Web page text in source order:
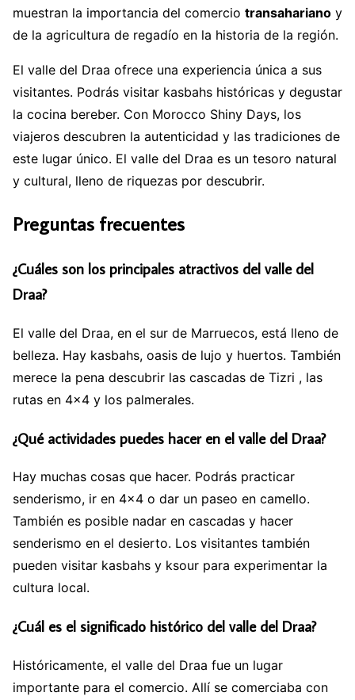
muestran la importancia del comercio transahariano y
de la agricultura de regadío en la historia de la región.
El valle del Draa ofrece una experiencia única a sus
visitantes. Podrás visitar kasbahs históricas y degustar
la cocina bereber. Con Morocco Shiny Days, los
viajeros descubren la autenticidad y las tradiciones de
este lugar único. El valle del Draa es un tesoro natural
y cultural, lleno de riquezas por descubrir.
Preguntas frecuentes
¿Cuáles son los principales atractivos del valle del
Draa?
El valle del Draa, en el sur de Marruecos, está lleno de
belleza. Hay kasbahs, oasis de lujo y huertos. También
merece la pena descubrir las cascadas de Tizri , las
rutas en 4×4 y los palmerales.
¿Qué actividades puedes hacer en el valle del Draa?
Hay muchas cosas que hacer. Podrás practicar
senderismo, ir en 4×4 o dar un paseo en camello.
También es posible nadar en cascadas y hacer
senderismo en el desierto. Los visitantes también
pueden visitar kasbahs y ksour para experimentar la
cultura local.
¿Cuál es el significado histórico del valle del Draa?
Históricamente, el valle del Draa fue un lugar
importante para el comercio. Allí se comerciaba con